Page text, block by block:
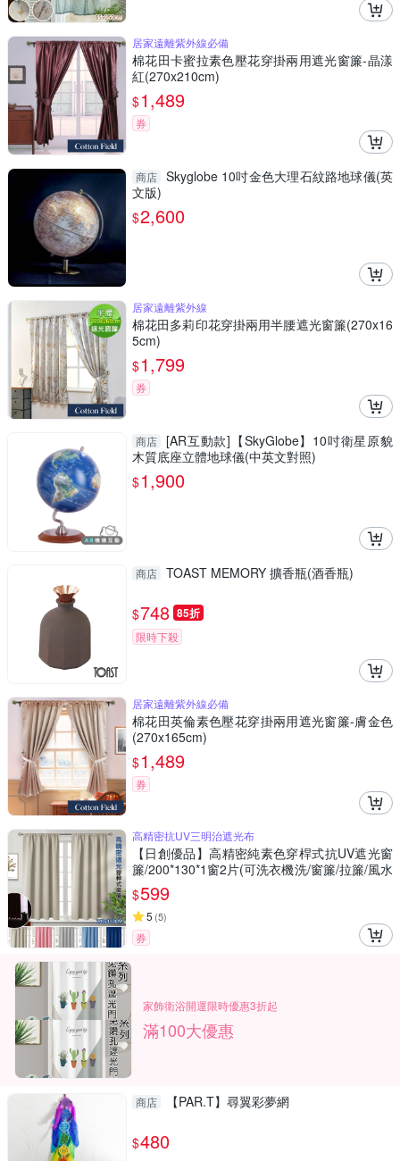
居家遠離紫外線必備
棉花田卡蜜拉素色壓花穿掛兩用遮光窗簾-晶漾
紅(270x210cm)
$1,489
券
商店 Skyglobe 10吋金色大理石紋路地球儀(英
文版)
$2,600
居家遠離紫外線
棉花田多莉印花穿掛兩用半腰遮光窗簾(270x16
5cm)
$1,799
券
商店 [AR互動款]【SkyGlobe】10吋衛星原貌
木質底座立體地球儀(中英文對照)
$1,900
商店 TOAST MEMORY 擴香瓶(酒香瓶)
$748 85折
限時下殺
居家遠離紫外線必備
棉花田英倫素色壓花穿掛兩用遮光窗簾-膚金色
(270x165cm)
$1,489
券
高精密抗UV三明治遮光布
【日創優品】高精密純素色穿桿式抗UV遮光窗
簾/200*130*1窗2片(可洗衣機洗/窗簾/拉簾/風水
簾/門簾) 售價599元
$599
5 (5)
券
家飾衛浴開運限時優惠3折起
滿100大優惠
商店 【PAR.T】尋翼彩夢網
$480